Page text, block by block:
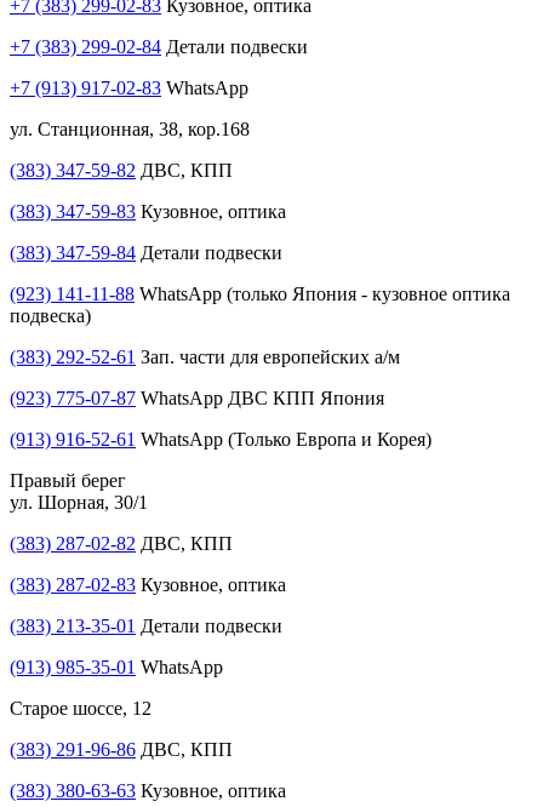
+7 (383) 299-02-83 Кузовное, оптика
+7 (383) 299-02-84 Детали подвески
+7 (913) 917-02-83 WhatsApp
ул. Станционная, 38, кор.168
(383) 347-59-82 ДВС, КПП
(383) 347-59-83 Кузовное, оптика
(383) 347-59-84 Детали подвески
(923) 141-11-88 WhatsApp (только Япония - кузовное оптика
подвеска)
(383) 292-52-61 Зап. части для европейских а/м
(923) 775-07-87 WhatsApp ДВС КПП Япония
(913) 916-52-61 WhatsApp (Только Европа и Корея)
Правый берег
ул. Шорная, 30/1
(383) 287-02-82 ДВС, КПП
(383) 287-02-83 Кузовное, оптика
(383) 213-35-01 Детали подвески
(913) 985-35-01 WhatsApp
Старое шоссе, 12
(383) 291-96-86 ДВС, КПП
(383) 380-63-63 Кузовное, оптика